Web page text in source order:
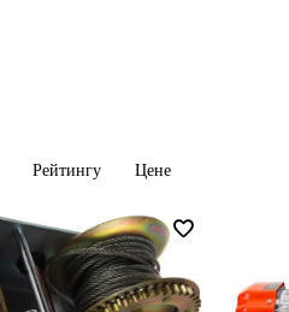
Рейтингу Цене